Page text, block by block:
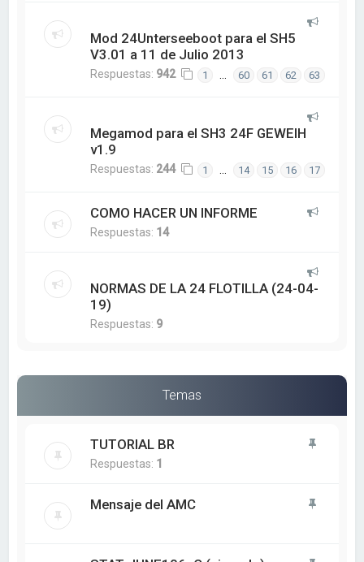
Mod 24Unterseeboot para el SH5
V3.01 a 11 de Julio 2013
Respuestas: 942 1 … 60 61 62 63
Megamod para el SH3 24F GEWEIH
v1.9
Respuestas: 244 1 … 14 15 16 17
COMO HACER UN INFORME
Respuestas: 14
NORMAS DE LA 24 FLOTILLA (24-04-
19)
Respuestas: 9
Temas
TUTORIAL BR
Respuestas: 1
Mensaje del AMC